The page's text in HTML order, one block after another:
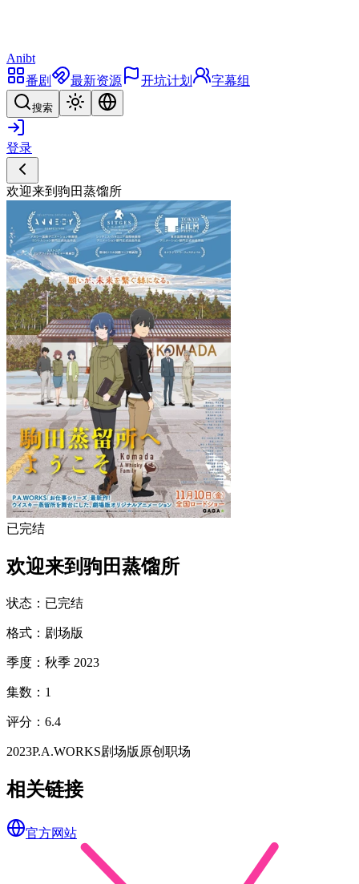
Anibt
番剧
最新资源 开坑计划 字幕组
搜索
登录
欢迎来到驹田蒸馏所
已完结
欢迎来到驹田蒸馏所
状态 ： 已完结
格式 ： 剧场版
季度 ： 秋季 2023
集数 ： 1
评分 ： 6.4
2023P.A.WORKS剧场版 原创 职场
相关链接
官方网站